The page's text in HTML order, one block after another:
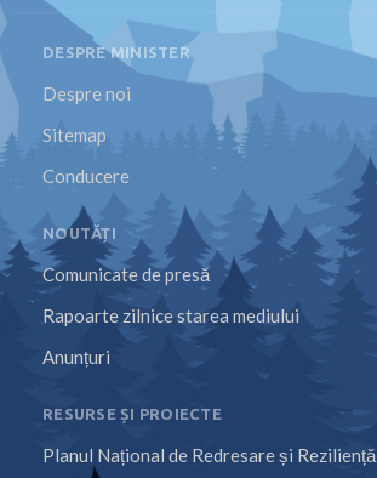
DESPRE MINISTER
Despre noi
Sitemap
Conducere
NOUTĂȚI
Comunicate de presă
Rapoarte zilnice starea mediului
Anunțuri
RESURSE ȘI PROIECTE
Planul Național de Redresare și Reziliență